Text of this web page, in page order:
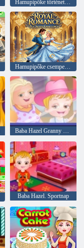
Hamupipőke történet játékok
Hamupipőke csempe csúszda kihívás
Baba Hazel Granny House
Baba Hazel. Sportnap